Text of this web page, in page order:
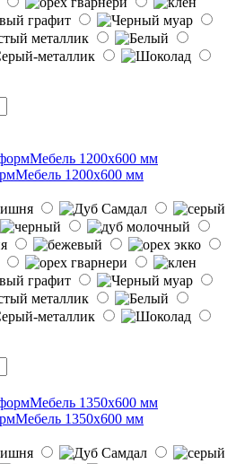
1200х600 мм
1350х600 мм